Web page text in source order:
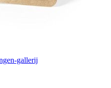
gallerij